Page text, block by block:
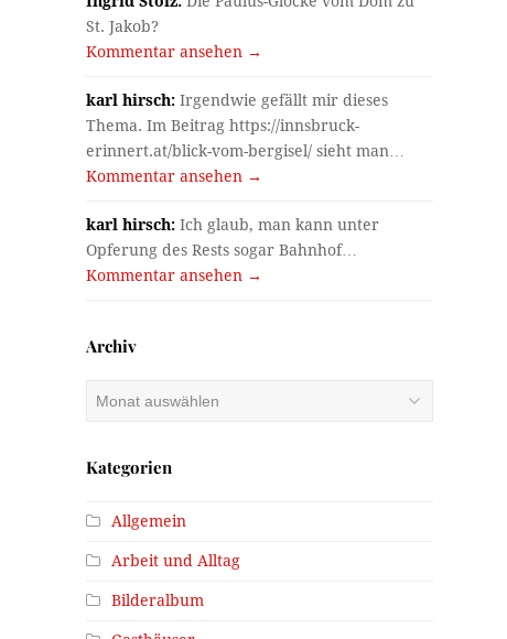
St. Jakob?
Kommentar ansehen →
karl hirsch: Irgendwie gefällt mir dieses
Thema. Im Beitrag https://innsbruck-
erinnert.at/blick-vom-bergisel/ sieht man…
Kommentar ansehen →
karl hirsch: Ich glaub, man kann unter
Opferung des Rests sogar Bahnhof…
Kommentar ansehen →
Archiv
Archiv
Kategorien
Allgemein
Arbeit und Alltag
Bilderalbum